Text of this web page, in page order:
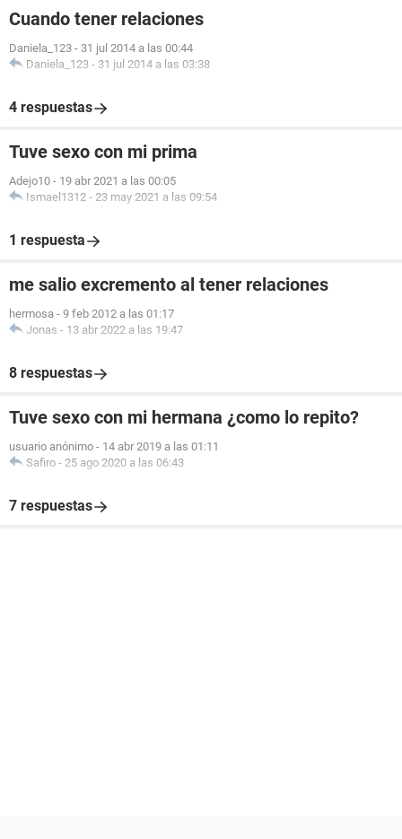
Cuando tener relaciones
Daniela_123 - 31 jul 2014 a las 00:44
Daniela_123 - 31 jul 2014 a las 03:38
4 respuestas
Tuve sexo con mi prima
Adejo10 - 19 abr 2021 a las 00:05
Ismael1312 - 23 may 2021 a las 09:54
1 respuesta
me salio excremento al tener relaciones
hermosa - 9 feb 2012 a las 01:17
Jonas - 13 abr 2022 a las 19:47
8 respuestas
Tuve sexo con mi hermana ¿como lo repito?
usuario anónimo - 14 abr 2019 a las 01:11
Safiro - 25 ago 2020 a las 06:43
7 respuestas